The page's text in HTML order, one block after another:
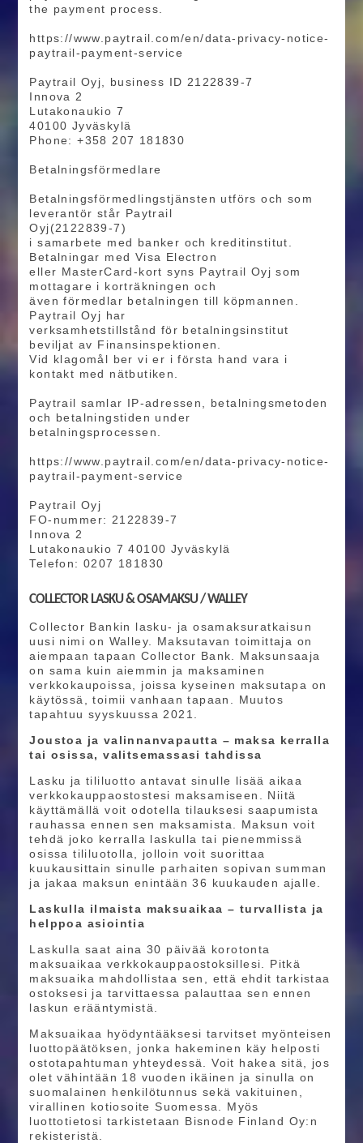
the payment process.
https://www.paytrail.com/en/data-privacy-notice-
paytrail-payment-service
Paytrail Oyj, business ID 2122839-7
Innova 2
Lutakonaukio 7
40100 Jyväskylä
Phone: +358 207 181830
Betalningsförmedlare
Betalningsförmedlingstjänsten utförs och som
leverantör står Paytrail
Oyj(2122839-7)
i samarbete med banker och kreditinstitut.
Betalningar med Visa Electron
eller MasterCard-kort syns Paytrail Oyj som
mottagare i korträkningen och
även förmedlar betalningen till köpmannen.
Paytrail Oyj har
verksamhetstillstånd för betalningsinstitut
beviljat av Finansinspektionen.
Vid klagomål ber vi er i första hand vara i
kontakt med nätbutiken.
Paytrail samlar IP-adressen, betalningsmetoden
och betalningstiden under
betalningsprocessen.
https://www.paytrail.com/en/data-privacy-notice-
paytrail-payment-service
Paytrail Oyj
FO-nummer: 2122839-7
Innova 2
Lutakonaukio 7 40100 Jyväskylä
Telefon: 0207 181830
COLLECTOR LASKU & OSAMAKSU / WALLEY
Collector Bankin lasku- ja osamaksuratkaisun
uusi nimi on Walley. Maksutavan toimittaja on
aiempaan tapaan Collector Bank. Maksunsaaja
on sama kuin aiemmin ja maksaminen
verkkokaupoissa, joissa kyseinen maksutapa on
käytössä, toimii vanhaan tapaan. Muutos
tapahtuu syyskuussa 2021.
Joustoa ja valinnanvapautta – maksa kerralla
tai osissa, valitsemassasi tahdissa
Lasku ja tililuotto antavat sinulle lisää aikaa
verkkokauppaostostesi maksamiseen. Niitä
käyttämällä voit odotella tilauksesi saapumista
rauhassa ennen sen maksamista. Maksun voit
tehdä joko kerralla laskulla tai pienemmissä
osissa tililuotolla, jolloin voit suorittaa
kuukausittain sinulle parhaiten sopivan summan
ja jakaa maksun enintään 36 kuukauden ajalle.
Laskulla ilmaista maksuaikaa – turvallista ja
helppoa asiointia
Laskulla saat aina 30 päivää korotonta
maksuaikaa verkkokauppaostoksillesi. Pitkä
maksuaika mahdollistaa sen, että ehdit tarkistaa
ostoksesi ja tarvittaessa palauttaa sen ennen
laskun erääntymistä.
Maksuaikaa hyödyntääksesi tarvitset myönteisen
luottopäätöksen, jonka hakeminen käy helposti
ostotapahtuman yhteydessä. Voit hakea sitä, jos
olet vähintään 18 vuoden ikäinen ja sinulla on
suomalainen henkilötunnus sekä vakituinen,
virallinen kotiosoite Suomessa. Myös
luottotietosi tarkistetaan Bisnode Finland Oy:n
rekisteristä.